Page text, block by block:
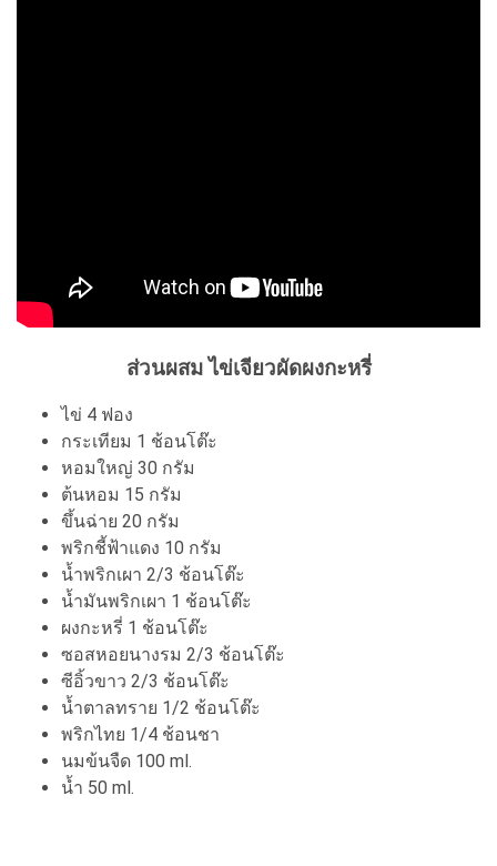
ส่วนผสม ไข่เจียวผัดผงกะหรี่
ไข่ 4 ฟอง
กระเทียม 1 ช้อนโต๊ะ
หอมใหญ่ 30 กรัม
ต้นหอม 15 กรัม
ขึ้นฉ่าย 20 กรัม
พริกชี้ฟ้าแดง 10 กรัม
น้ำพริกเผา 2/3 ช้อนโต๊ะ
น้ำมันพริกเผา 1 ช้อนโต๊ะ
ผงกะหรี่ 1 ช้อนโต๊ะ
ซอสหอยนางรม 2/3 ช้อนโต๊ะ
ซีอิ้วขาว 2/3 ช้อนโต๊ะ
น้ำตาลทราย 1/2 ช้อนโต๊ะ
พริกไทย 1/4 ช้อนชา
นมข้นจืด 100 ml.
น้ำ 50 ml.